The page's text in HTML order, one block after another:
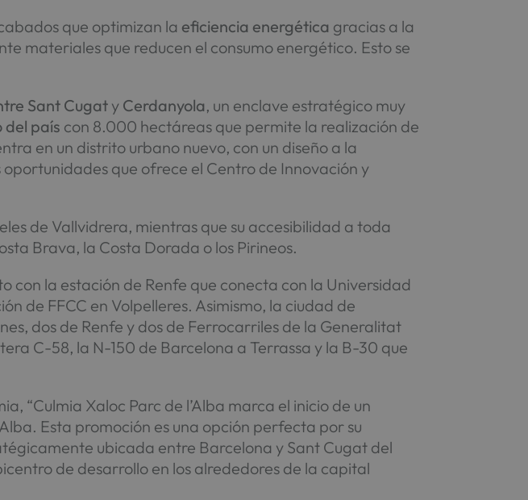
que optimizan la eficiencia energética gracias a la
materiales que reducen el consumo energético. Esto se
Sant Cugat y Cerdanyola, un enclave estratégico muy
país con 8.000 hectáreas que permite la realización de
en un distrito urbano nuevo, con un diseño a la
que ofrece el Centro de Innovación y
de Vallvidrera, mientras que su accesibilidad a toda
Brava, la Costa Dorada o los Pirineos.
con la estación de Renfe que conecta con la Universidad
de FFCC en Volpelleres. Asimismo, la ciudad de
dos de Renfe y dos de Ferrocarriles de la Generalitat
C-58, la N-150 de Barcelona a Terrassa y la B-30 que
“Culmia Xaloc Parc de l’Alba marca el inicio de un
Esta promoción es una opción perfecta por su
ubicada entre Barcelona y Sant Cugat del
de desarrollo en los alrededores de la capital